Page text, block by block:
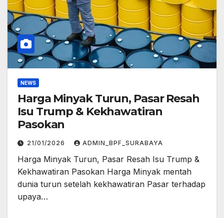
NEWS
Harga Minyak Turun, Pasar Resah
Isu Trump & Kekhawatiran
Pasokan
21/01/2026 ADMIN_BPF_SURABAYA
Harga Minyak Turun, Pasar Resah Isu Trump &
Kekhawatiran Pasokan Harga Minyak mentah
dunia turun setelah kekhawatiran Pasar terhadap
upaya…